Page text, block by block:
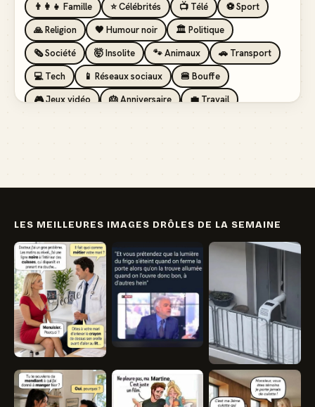
👨‍👩‍👧 Famille
⭐ Célébrités 📺 Télé
⚽ Sport
🙏 Religion
🖤 Humour noir
🏛️ Politique
🗞️ Société
🤯 Insolite 🐾 Animaux
🚗 Transport
💻 Tech
📱 Réseaux sociaux
🍔 Bouffe
🎮 Jeux vidéo
🎂 Anniversaire
💼 Travail
LES MEILLEURES IMAGES DRÔLES DE LA SEMAINE